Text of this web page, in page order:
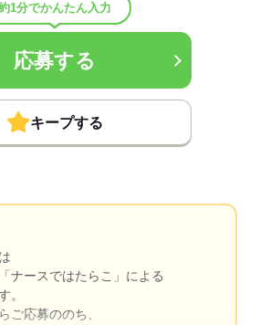
1分でかんたん入力
応募する
キープする
ナースではたらこ」による
。
ご応募ののち、